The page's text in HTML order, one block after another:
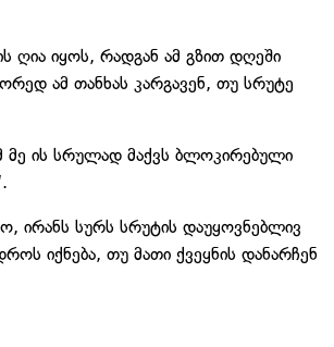
იყოს, რადგან ამ გზით დღეში
ამ თანხას კარგავენ, თუ სრუტე
ის სრულად მაქვს ბლოკირებული
ირანს სურს სრუტის დაუყოვნებლივ
იქნება, თუ მათი ქვეყნის დანარჩენ